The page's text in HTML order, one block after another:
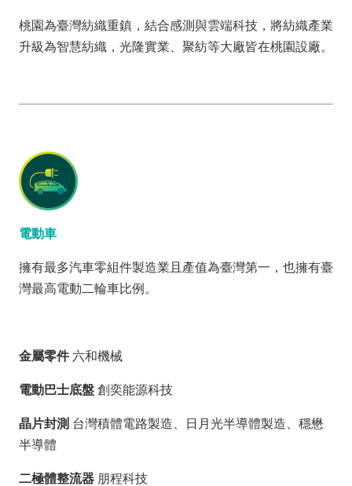
桃園為臺灣紡織重鎮，結合感測與雲端科技，將紡織產業
升級為智慧紡織，光隆實業、聚紡等大廠皆在桃園設廠。
電動車
擁有最多汽車零組件製造業且產值為臺灣第一，也擁有臺
灣最高電動二輪車比例。
金屬零件六和機械
電動巴士底盤 創奕能源科技
晶片封測 台灣積體電路製造、日月光半導體製造、穩懋
半導體
二極體整流器 朋程科技